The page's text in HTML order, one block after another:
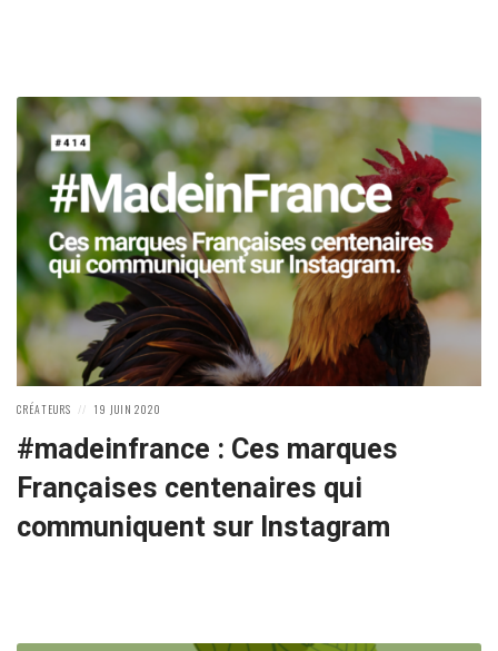
POSTED
CRÉATEURS
POSTED
19 JUIN 2020
#madeinfrance : Ces marques
Françaises centenaires qui
communiquent sur Instagram